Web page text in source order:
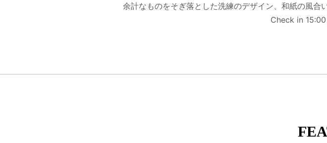
余計なものをそぎ落とした洗練のデザイン、和紙の風合
Check in